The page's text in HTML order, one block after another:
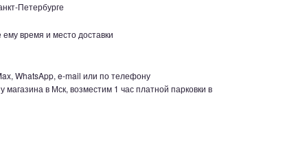
Петербурге
время и место доставки
WhatsApp, e-mail или по телефону
магазина в Мск, возместим 1 час платной парковки в